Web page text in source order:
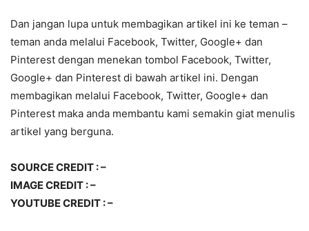
Dan jangan lupa untuk membagikan artikel ini ke teman –
teman anda melalui Facebook, Twitter, Google+ dan
Pinterest dengan menekan tombol Facebook, Twitter,
Google+ dan Pinterest di bawah artikel ini. Dengan
membagikan melalui Facebook, Twitter, Google+ dan
Pinterest maka anda membantu kami semakin giat menulis
artikel yang berguna.
SOURCE CREDIT : –
IMAGE CREDIT : –
YOUTUBE CREDIT : –